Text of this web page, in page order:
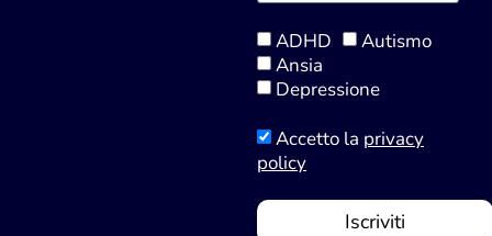
ADHD
Autismo
Ansia
Depressione
Accetto la privacy
policy
Iscriviti